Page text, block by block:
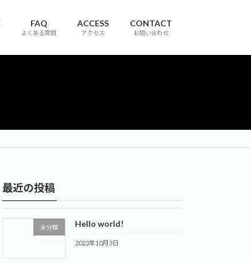
FAQ
よくある質問
ACCESS
アクセス
CONTACT
お問い合わせ
最近の投稿
未分類 Hello world!
2023年10月3日